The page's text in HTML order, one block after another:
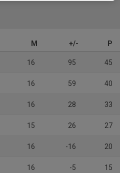
M +/- P
16 95 45
16 59 40
16 28 33
15 26 27
16 -16 20
16 -5 15